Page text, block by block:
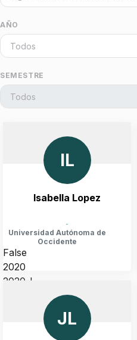
AÑO
SEMESTRE
IL
Isabella Lopez
-
Universidad Autónoma de
Occidente
False
2020
2020-I
JL